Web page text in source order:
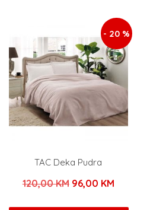
- 20 %
TAC Deka Pudra
120,00KM Izvorna
96,00 KMTrenutna